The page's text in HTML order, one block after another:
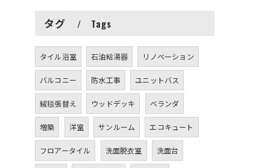
タグ Tags
タイル浴室 石油給湯器 リノベーション
バルコニー 防水工事 ユニットバス
絨毯張替え ウッドデッキ ベランダ
増築 洋室 サンルーム エコキュート
フロアータイル 洗面脱衣室 洗面台